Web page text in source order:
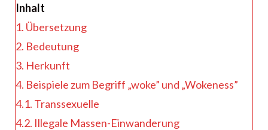
Inhalt
1. Übersetzung
2. Bedeutung
3. Herkunft
4. Beispiele zum Begriff „woke” und „Wokeness”
4.1. Transsexuelle
4.2. Illegale Massen-Einwanderung